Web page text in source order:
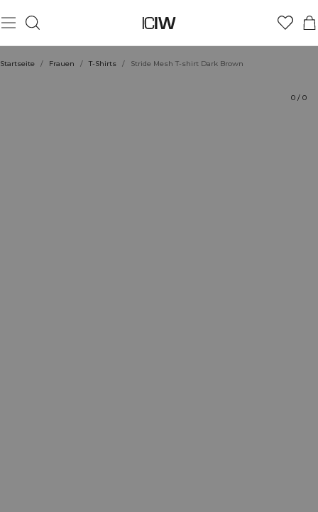
Startseite / Frauen / T-Shirts / Stride Mesh T-shirt Dark Brown
0 / 0